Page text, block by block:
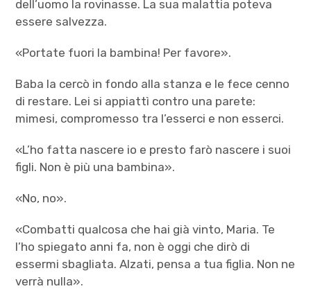
dell’uomo la rovinasse. La sua malattia poteva
essere salvezza.
«Portate fuori la bambina! Per favore».
Baba la cercò in fondo alla stanza e le fece cenno
di restare. Lei si appiattì contro una parete:
mimesi, compromesso tra l’esserci e non esserci.
«L’ho fatta nascere io e presto farò nascere i suoi
figli. Non è più una bambina».
«No, no».
«Combatti qualcosa che hai già vinto, Maria. Te
l’ho spiegato anni fa, non è oggi che dirò di
essermi sbagliata. Alzati, pensa a tua figlia. Non ne
verrà nulla».